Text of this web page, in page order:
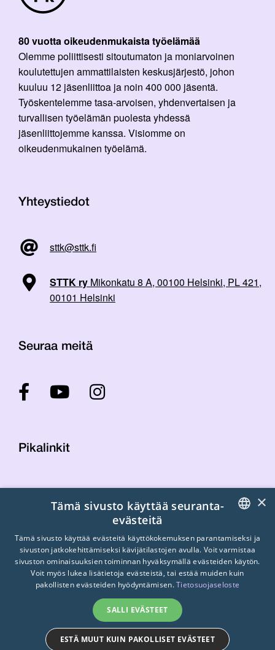
80 vuotta oikeudenmukaista työelämää
Olemme poliittisesti sitoutumaton ja moniarvoinen
koulutettujen ammattilaisten keskusjärjestö, johon
kuuluu 12 jäsenliittoa ja noin 400 000 jäsentä.
Työskentelemme tasa-arvoisen, yhdenvertaisen ja
turvallisen työelämän puolesta yhdessä
jäsenliittojemme kanssa. Visiomme on
oikeudenmukainen työelämä.
Yhteystiedot
sttk@sttk.fi
STTK ry Mikonkatu 8 A, 00100 Helsinki, PL 421,
00101 Helsinki
Seuraa meitä
Pikalinkit
Laskutustiedot
Tietosuojaseloste
Turvallisemman tilan periaatteet
© 2026 STTK. Made with ❤ byAvoin.Systems
FINNISH
SWEDISH
×
Tämä sivusto käyttää seuranta-
evästeitä
Tämä sivusto käyttää evästeitä käyttökokemuksen parantamiseksi ja
sivuston jatkokehittämiseksi kävijätilastojen avulla. Voit varmistaa
sivuston ominaisuuksien toiminnan hyväksymällä evästeiden käytön.
Voit myös lukea lisätietoja evästeistä, tai estää muiden kuin
pakollisten evästeiden hyödyntämisen.Tietosuojaseloste
SALLI EVÄSTEET
ESTÄ MUUT KUIN PAKOLLISET EVÄSTEET